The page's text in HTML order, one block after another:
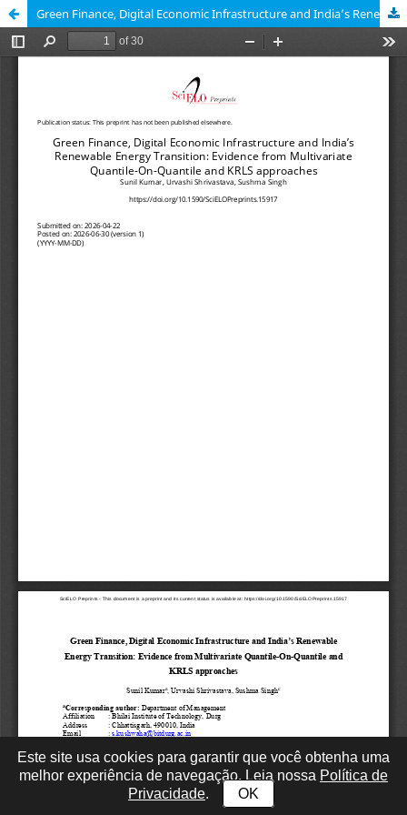
Green Finance, Digital Economic Infrastructure and India’s Renewable Energy Transition: Evidence from Multivariate Quantile-On-Quantile and KRLS approaches
Este site usa cookies para garantir que você obtenha uma
melhor experiência de navegação. Leia nossa Política de
Privacidade. OK